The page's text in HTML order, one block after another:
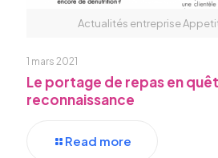
Actualités entreprise
1 mars 2021
Le portage de repas en
reconnaissance
Read more